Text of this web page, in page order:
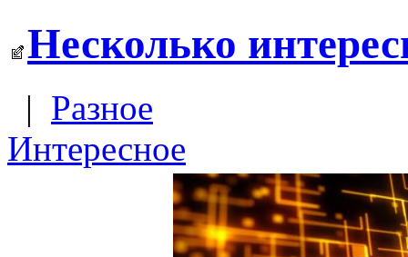
Несколько
| Разное
Интересное